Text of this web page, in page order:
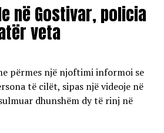
në Gostivar, policia
veta
përmes një njoftimi informoi se
të cilët, sipas një videoje në
dhunshëm dy të rinj në